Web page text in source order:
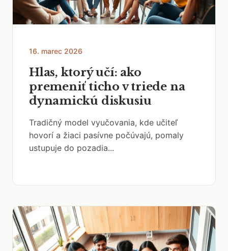
16. marec 2026
Hlas, ktorý učí: ako
premeniť ticho v triede na
dynamickú diskusiu
Tradičný model vyučovania, kde učiteľ
hovorí a žiaci pasívne počúvajú, pomaly
ustupuje do pozadia...